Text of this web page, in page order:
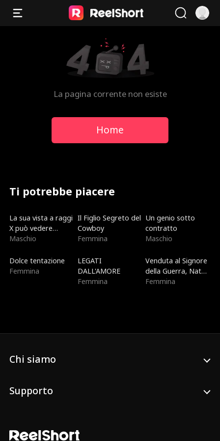
La pagina corrente non esiste
Home
Ti potrebbe piacere
La sua vista a raggi
X può vedere
dentro di te
Maschio
Il Figlio Segreto del
Cowboy
Femmina
Un genio sotto
contratto
Maschio
Dolce tentazione
Femmina
LEGATI
DALL'AMORE
Femmina
Venduta al Signore
della Guerra, Nata
per il Cielo
Femmina
Chi siamo
Supporto